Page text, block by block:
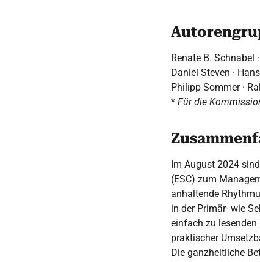
Renate B. Schnabel
Daniel Steven ·
Philipp Sommer ·
* Für die
Im August 2024
(ESC) zum
anhaltende
in der Primär- wie
einfach zu
praktischer
Die ganzheitliche